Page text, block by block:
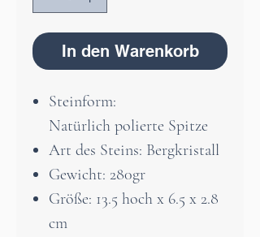
In den Warenkorb
Steinform:
Natürlich polierte Spitze
Art des Steins: Bergkristall
Gewicht: 280gr
Größe: 13.5 hoch x 6.5 x 2.8
cm